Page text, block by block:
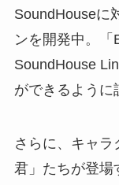
SoundHouseに
ンを開発中。
SoundHouse
ができるように
さらに、キャ
君」たちが登場